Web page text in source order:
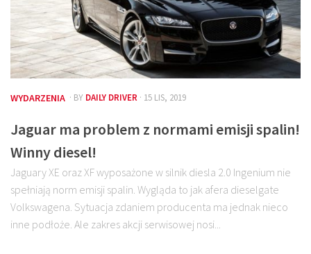
WYDARZENIA · BY DAILY DRIVER · 15 LIS, 2019
Jaguar ma problem z normami emisji spalin!
Winny diesel!
Jaguary XE oraz XF wyposażone w silnik diesla 2.0 Ingenium nie
spełniają norm emisji spalin. Wygląda to jak afera dieselgate
Volkswagena. Sytuacja zdaniem producenta ma jednak nieco
inne podłoże. Ale zakres akcji serwisowej nosi...